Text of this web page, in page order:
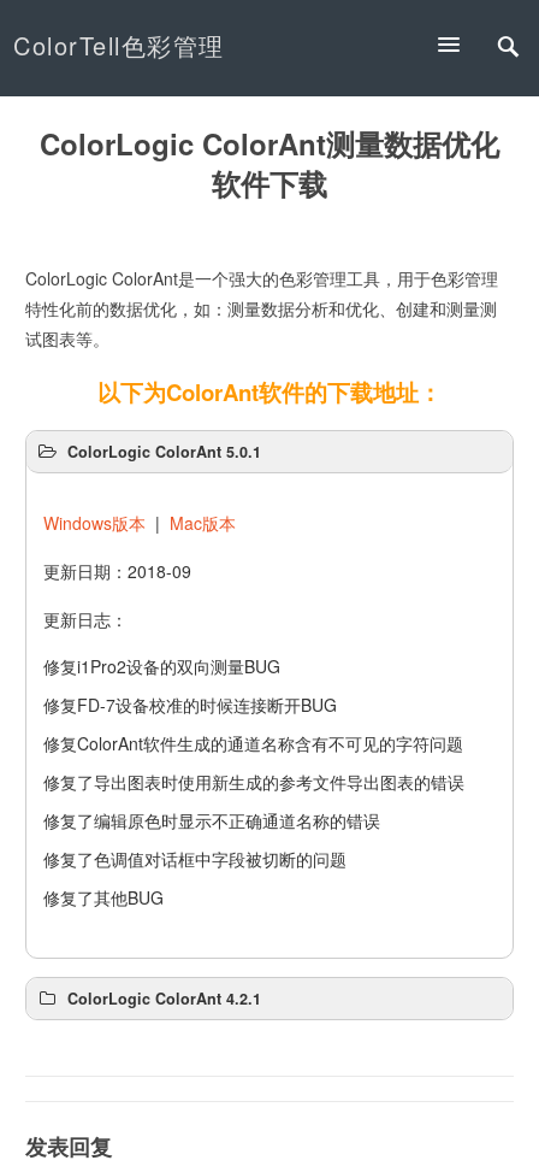
ColorTell色彩管理
ColorLogic ColorAnt测量数据优化
软件下载
ColorLogic ColorAnt是一个强大的色彩管理工具，用于色彩管理
特性化前的数据优化，如：测量数据分析和优化、创建和测量测
试图表等。
以下为ColorAnt软件的下载地址：
ColorLogic ColorAnt 5.0.1
Windows版本 | Mac版本
更新日期：2018-09
更新日志：
修复i1Pro2设备的双向测量BUG
修复FD-7设备校准的时候连接断开BUG
修复ColorAnt软件生成的通道名称含有不可见的字符问题
修复了导出图表时使用新生成的参考文件导出图表的错误
修复了编辑原色时显示不正确通道名称的错误
修复了色调值对话框中字段被切断的问题
修复了其他BUG
ColorLogic ColorAnt 4.2.1
发表回复